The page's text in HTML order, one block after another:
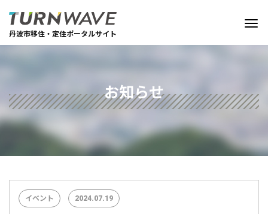
丹波市移住・定住ポータルサイト
お知らせ
イベント 2024.07.19